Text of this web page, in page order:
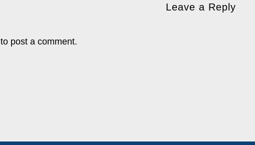
Leave a Reply
to post a comment.